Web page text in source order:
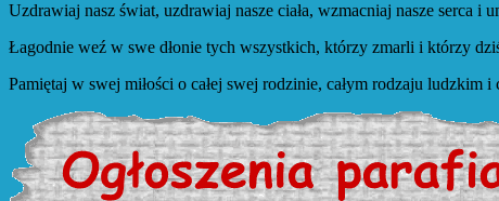
Uzdrawiaj nasz świat, uzdrawiaj nasze ciała, wzmacniaj nasze serca
Łagodnie weź w swe dłonie tych wszystkich, którzy zmarli i którzy
Pamiętaj w swej miłości o całej swej rodzinie, całym rodzaju ludzkim